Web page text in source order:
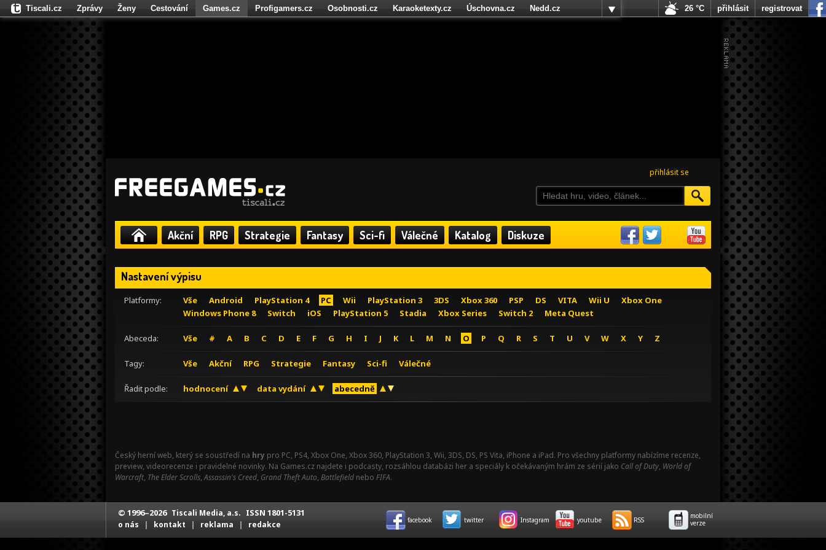
přihlásit se
Akční RPG Strategie Fantasy Sci-fi Válečné Katalog Diskuze
Nastavení výpisu
Platformy: Vše Android PlayStation 4 PC Wii PlayStation 3 3DS Xbox 360 PSP DS VITA Wii U
Xbox One
Windows Phone 8
Switch iOS PlayStation 5 Stadia Xbox Series Switch 2 Meta Quest
Abeceda: Vše # A B C D E F G H I J K L M N O P Q R S T U V W X Y Z
Tagy: Vše Akční RPG Strategie Fantasy Sci-fi Válečné
Řadit podle: hodnocení data vydání abecedně
Český herní web, který se soustředí na hry pro PC, PS4, Xbox One, Xbox 360, PlayStation 3, Wii, 3DS, DS, PS Vita, iPhone a iPad. Pro všechny platformy nabízíme recenze,
preview, videorecenze i pravidelné novinky. Na Games.cz najdete i podcasty, rozsáhlou databázi her a speciály k očekávaným hrám ze sérií jako Call of Duty, World of
Warcraft, The Elder Scrolls,Assassin's Creed, Grand Theft Auto, Battlefield nebo FIFA.
Tiscali.cz Zprávy Ženy Cestování Games.cz Profigamers.cz Osobnosti.cz Karaoketexty.cz Úschovna.cz
Nedd.cz
Fights.cz
26 °C přihlásit registrovat
© 1996–2026 Tiscali Media, a.s. ISSN 1801-5131
o nás | kontakt | reklama | redakce facebook twitter Instagram youtube RSS
mobilní
verze